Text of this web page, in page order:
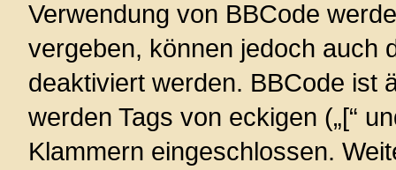
Verwendung von BBCode
vergeben, können jedoch auch
deaktiviert werden. BBCode ist
werden Tags von eckigen („[“
Klammern eingeschlossen.